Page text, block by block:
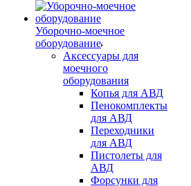
Уборочно-моечное
оборудование
Аксессуары для
моечного
оборудования
Копья для АВД
Пенокомплекты
для АВД
Переходники
для АВД
Пистолеты для
АВД
Форсунки для